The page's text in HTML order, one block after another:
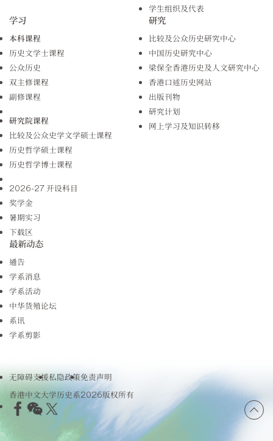
学生组织及代表
学习
本科课程
历史文学士课程
公众历史
双主修课程
副修课程
研究院课程
比较及公众史学文学硕士课程
历史哲学硕士课程
历史哲学博士课程
2026-27 开设科目
奖学金
暑期实习
下载区
研究
比较及公众历史研究中心
中国历史研究中心
梁保全香港历史及人文研究中心
香港口述历史网站
出版刊物
研究计划
网上学习及知识转移
最新动态
通告
学系消息
学系活动
中华货殖论坛
系讯
学系剪影
无障碍支援私隐政策免责声明
香港中文大学历史系2026版权所有